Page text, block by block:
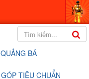
BÁ
TIÊU CHUẨN